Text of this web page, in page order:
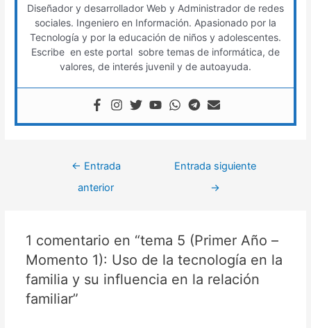
Diseñador y desarrollador Web y Administrador de redes
sociales. Ingeniero en Información. Apasionado por la
Tecnología y por la educación de niños y adolescentes.
Escribe en este portal sobre temas de informática, de
valores, de interés juvenil y de autoayuda.
← Entrada
anterior
Entrada siguiente
→
1 comentario en “tema 5 (Primer Año –
Momento 1): Uso de la tecnología en la
familia y su influencia en la relación
familiar”